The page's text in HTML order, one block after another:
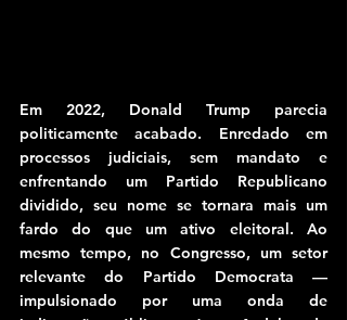
Em 2022, Donald Trump parecia
politicamente acabado. Enredado em
processos judiciais, sem mandato e
enfrentando um Partido Republicano
dividido, seu nome se tornara mais um
fardo do que um ativo eleitoral. Ao
mesmo tempo, no Congresso, um setor
relevante do Partido Democrata —
impulsionado por uma onda de